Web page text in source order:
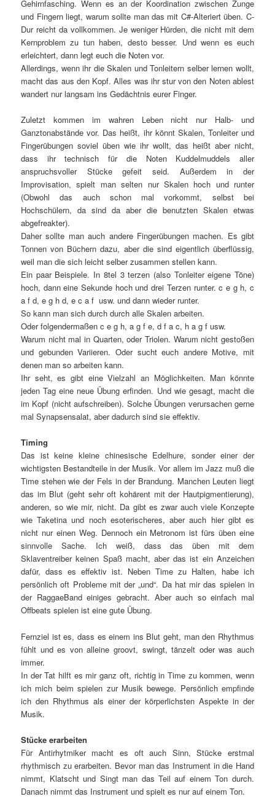
Gehirnfasching. Wenn es an der Koordination zwischen Zunge
und Fingern liegt, warum sollte man das mit C#-Alteriert üben. C-
Dur reicht da vollkommen. Je weniger Hürden, die nicht mit dem
Kernproblem zu tun haben, desto besser. Und wenn es euch
erleichtert, dann legt euch die Noten vor.
Allerdings, wenn ihr die Skalen und Tonleitern selber lernen wollt,
macht das aus den Kopf. Alles was ihr stur von den Noten ablest
wandert nur langsam ins Gedächtnis eurer Finger.
Zuletzt kommen im wahren Leben nicht nur Halb- und
Ganztonabstände vor. Das heißt, ihr könnt Skalen, Tonleiter und
Fingerübungen soviel üben wie ihr wollt, das heißt aber nicht,
dass ihr technisch für die Noten Kuddelmuddels aller
anspruchsvoller Stücke gefeit seid. Außerdem in der
Improvisation, spielt man selten nur Skalen hoch und runter
(Obwohl das auch schon mal vorkommt, selbst bei
Hochschülern, da sind da aber die benutzten Skalen etwas
abgefreakter).
Daher sollte man auch andere Fingerübungen machen. Es gibt
Tonnen von Büchern dazu, aber die sind eigentlich überflüssig,
weil man die sich leicht selber zusammen stellen kann.
Ein paar Beispiele. In 8tel 3 terzen (also Tonleiter eigene Töne)
hoch, dann eine Sekunde hoch und drei Terzen runter. c e g h, c
a f d, e g h d, e c a f usw. und dann wieder runter.
So kann man sich durch durch alle Skalen arbeiten.
Oder folgendermaßen c e g h, a g f e, d f a c, h a g f usw.
Warum nicht mal in Quarten, oder Triolen. Warum nicht gestoßen
und gebunden Variieren. Oder sucht euch andere Motive, mit
denen man so arbeiten kann.
Ihr seht, es gibt eine Vielzahl an Möglichkeiten. Man könnte
jeden Tag eine neue Übung erfinden. Und wie gesagt, macht die
im Kopf (nicht aufschreiben). Solche Übungen verursachen gerne
mal Synapsensalat, aber dadurch sind sie effektiv.
Timing
Das ist keine kleine chinesische Edelhure, sonder einer der
wichtigsten Bestandteile in der Musik. Vor allem im Jazz muß die
Time stehen wie der Fels in der Brandung. Manchen Leuten liegt
das im Blut (geht sehr oft kohärent mit der Hautpigmentierung),
anderen, so wie mir, nicht. Da gibt es zwar auch viele Konzepte
wie Taketina und noch esoterischeres, aber auch hier gibt es
nicht nur einen Weg. Dennoch ein Metronom ist fürs üben eine
sinnvolle Sache. Ich weiß, dass das üben mit dem
Sklaventreiber keinen Spaß macht, aber das ist ein Anzeichen
dafür, dass es effektiv ist. Neben Time zu Halten, habe ich
persönlich oft Probleme mit der „und“. Da hat mir das spielen in
der RaggaeBand einiges gebracht. Aber auch so einfach mal
Offbeats spielen ist eine gute Übung.
Fernziel ist es, dass es einem ins Blut geht, man den Rhythmus
fühlt und es von alleine groovt, swingt, tänzelt oder was auch
immer.
In der Tat hilft es mir ganz oft, richtig in Time zu kommen, wenn
ich mich beim spielen zur Musik bewege. Persönlich empfinde
ich den Rhythmus als einer der körperlichsten Aspekte in der
Musik.
Stücke erarbeiten
Für Antirhytmiker macht es oft auch Sinn, Stücke erstmal
rhythmisch zu erarbeiten. Bevor man das Instrument in die Hand
nimmt, Klatscht und Singt man das Teil auf einem Ton durch.
Danach nimmt das Instrument und spielt es nur auf einem Ton.